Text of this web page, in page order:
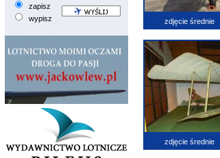
zapisz
wypisz
zdjęcie średnie
zdjęcie średnie